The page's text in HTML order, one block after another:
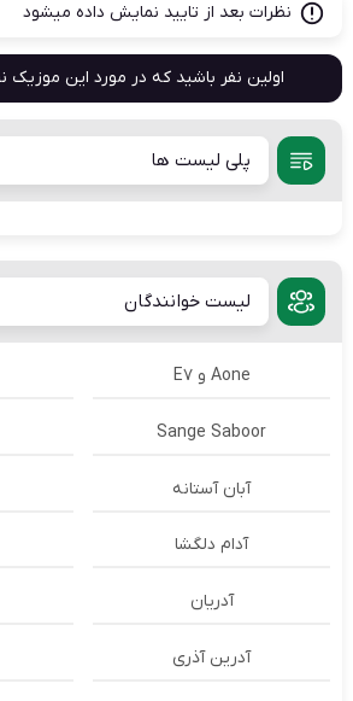
نظرات بعد از تایید نمایش داده میشود
اولین نفر باشید که در مورد این موزیک
پلی لیست ها
لیست خوانندگان
Aone و E7
Sange Saboor
آبان آستانه
آدام دلگشا
آدریان
آدرین آذری